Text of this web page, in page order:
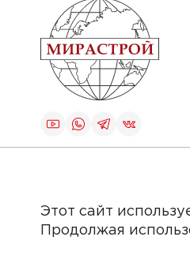
Обращаем Ваше
Этот сайт
Продолжая